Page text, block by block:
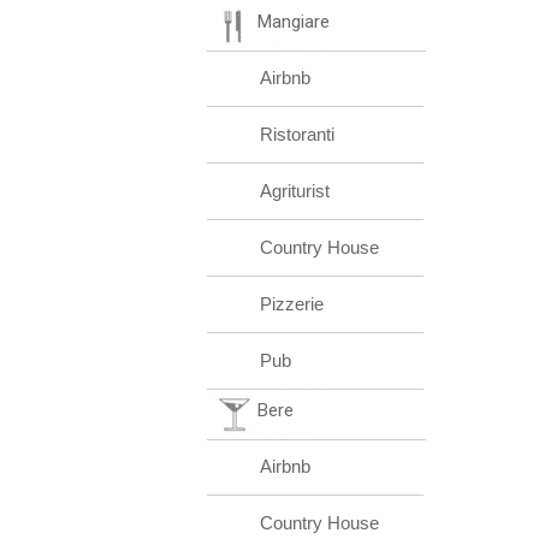
Mangiare
Airbnb
Ristoranti
Agriturist
Country House
Pizzerie
Pub
Bere
Airbnb
Country House